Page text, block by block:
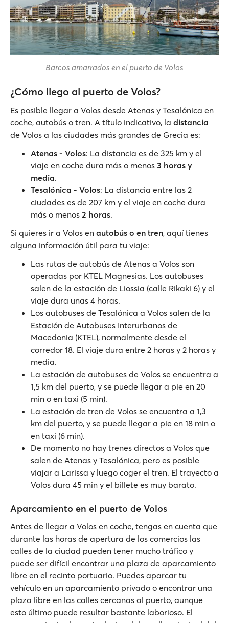
Barcos amarrados en el puerto de Volos
¿Cómo llego al puerto de Volos?
Es posible llegar a Volos desde Atenas y Tesalónica en
coche, autobús o tren. A título indicativo, la distancia
de Volos a las ciudades más grandes de Grecia es:
Atenas - Volos: La distancia es de 325 km y el
viaje en coche dura más o menos 3 horas y
media.
Tesalónica - Volos: La distancia entre las 2
ciudades es de 207 km y el viaje en coche dura
más o menos 2 horas.
Si quieres ir a Volos en autobús o en tren, aquí tienes
alguna información útil para tu viaje:
Las rutas de autobús de Atenas a Volos son
operadas por KTEL Magnesias. Los autobuses
salen de la estación de Liossia (calle Rikaki 6) y el
viaje dura unas 4 horas.
Los autobuses de Tesalónica a Volos salen de la
Estación de Autobuses Interurbanos de
Macedonia (KTEL), normalmente desde el
corredor 18. El viaje dura entre 2 horas y 2 horas y
media.
La estación de autobuses de Volos se encuentra a
1,5 km del puerto, y se puede llegar a pie en 20
min o en taxi (5 min).
La estación de tren de Volos se encuentra a 1,3
km del puerto, y se puede llegar a pie en 18 min o
en taxi (6 min).
De momento no hay trenes directos a Volos que
salen de Atenas y Tesalónica, pero es posible
viajar a Larissa y luego coger el tren. El trayecto a
Volos dura 45 min y el billete es muy barato.
Aparcamiento en el puerto de Volos
Antes de llegar a Volos en coche, tengas en cuenta que
durante las horas de apertura de los comercios las
calles de la ciudad pueden tener mucho tráfico y
puede ser difícil encontrar una plaza de aparcamiento
libre en el recinto portuario. Puedes aparcar tu
vehículo en un aparcamiento privado o encontrar una
plaza libre en las calles cercanas al puerto, aunque
esto último puede resultar bastante laborioso. El